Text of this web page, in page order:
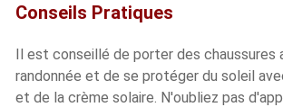
Conseils Pratiques
Il est conseillé de porter des chaussures
randonnée et de se protéger du soleil
et de la crème solaire. N'oubliez pas